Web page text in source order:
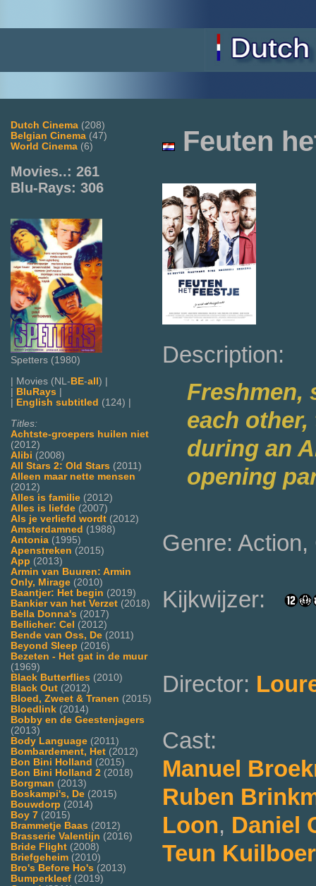
Dutch Cinema (208)
Belgian Cinema (47)
World Cinema (6)
Movies..: 261
Blu-Rays: 306
Spetters (1980)
| Movies (NL- BE-all ) |
BluRays
English subtitled (124) |
Titles:
Achtste-groepers huilen niet
(2012)
Alibi (2008)
All Stars 2: Old Stars (2011)
Alleen maar nette mensen
(2012)
Alles is familie (2012)
Alles is liefde (2007)
Als je verliefd wordt (2012)
Amsterdamned (1988)
Antonia (1995)
Apenstreken (2015)
App (2013)
Armin van Buuren: Armin
Only, Mirage (2010)
Baantjer: Het begin (2019)
Bankier van het Verzet (2018)
Bella Donna's (2017)
Bellicher: Cel (2012)
Bende van Oss, De (2011)
Beyond Sleep (2016)
Bezeten - Het gat in de muur
(1969)
Black Butterflies (2010)
Black Out (2012)
Bloed, Zweet & Tranen (2015)
Bloedlink (2014)
Bobby en de Geestenjagers
(2013)
Body Language (2011)
Bombardement, Het (2012)
Bon Bini Holland (2015)
Bon Bini Holland 2 (2018)
Borgman (2013)
Boskampi's, De (2015)
Bouwdorp (2014)
Boy 7 (2015)
Brammetje Baas (2012)
Brasserie Valentijn (2016)
Bride Flight (2008)
Briefgeheim (2010)
Bro's Before Ho's (2013)
Bumperkleef (2019)
Feuten
Description:
Freshmen,
each
during an
opening
Genre:
Kijkwijzer:
Director:
Cast:
Manuel
Ruben
Loon, Daniel
Teun Kuilboer